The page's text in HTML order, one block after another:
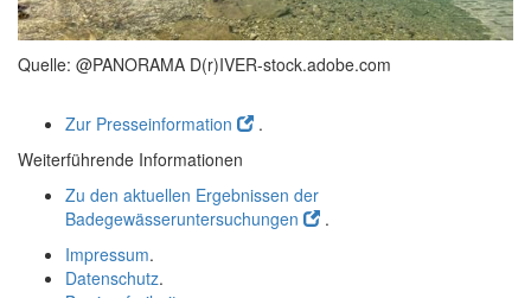
Quelle: @PANORAMA D(r)IVER-stock.adobe.com
Zur Presseinformation
.
Weiterführende Informationen
Zu den aktuellen Ergebnissen der
Badegewässeruntersuchungen
.
Impressum.
Datenschutz.